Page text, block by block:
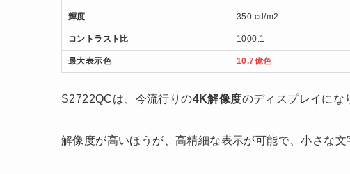
輝度 350 cd/m2
コントラスト比 1000:1
最大表示色 10.7億色
S2722QCは、今流行りの4K解像度のディスプレイにな
解像度が高いほうが、高精細な表示が可能で、小さな文